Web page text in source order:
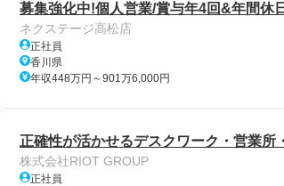
募集強化中!個人営業/賞与年4回&年間休
ネクステージ高松店
正社員
香川県
年収448万円～901万6,000円
正確性が活かせるデスクワーク・営業
株式会社RIOT GROUP
正社員